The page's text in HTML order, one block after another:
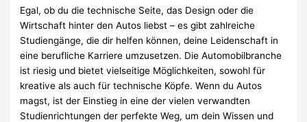
Egal, ob du die technische Seite, das Design oder die
Wirtschaft hinter den Autos liebst – es gibt zahlreiche
Studiengänge, die dir helfen können, deine Leidenschaft in
eine berufliche Karriere umzusetzen. Die Automobilbranche
ist riesig und bietet vielseitige Möglichkeiten, sowohl für
kreative als auch für technische Köpfe. Wenn du Autos
magst, ist der Einstieg in eine der vielen verwandten
Studienrichtungen der perfekte Weg, um dein Wissen und